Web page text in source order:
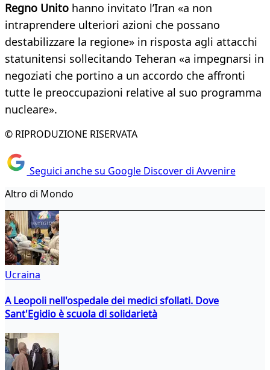
Regno Unito hanno invitato l’Iran «a non
intraprendere ulteriori azioni che possano
destabilizzare la regione» in risposta agli attacchi
statunitensi sollecitando Teheran «a impegnarsi in
negoziati che portino a un accordo che affronti
tutte le preoccupazioni relative al suo programma
nucleare».
© RIPRODUZIONE RISERVATA
Seguici anche su Google Discover di Avvenire
Altro di Mondo
Ucraina
A Leopoli nell'ospedale dei medici sfollati. Dove
Sant'Egidio è scuola di solidarietà